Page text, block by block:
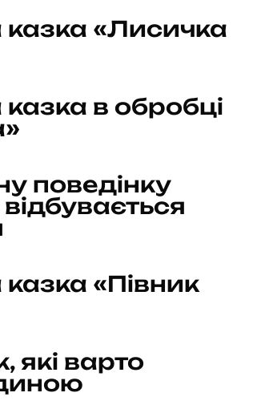
казка «Лисичка
в обробці
поведінку
«Півник
які варто